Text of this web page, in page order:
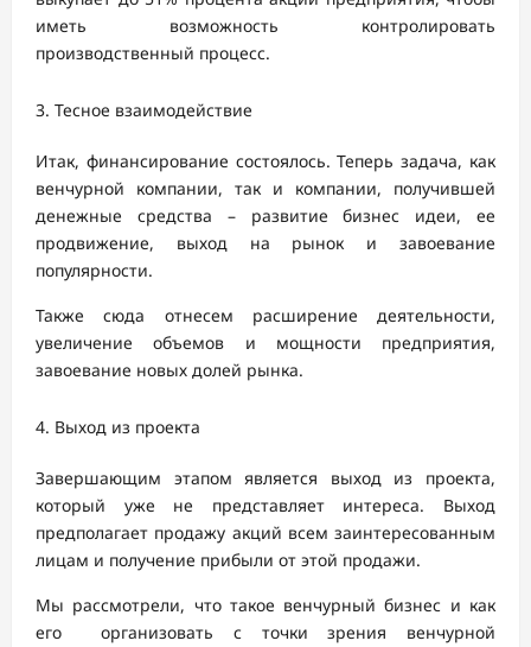
иметь возможность контролировать
производственный процесс.
Тесное взаимодействие
Итак, финансирование состоялось. Теперь задача, как
венчурной компании, так и компании, получившей
денежные средства – развитие бизнес идеи, ее
продвижение, выход на рынок и завоевание
популярности.
Также сюда отнесем расширение деятельности,
увеличение объемов и мощности предприятия,
завоевание новых долей рынка.
Выход из проекта
Завершающим этапом является выход из проекта,
который уже не представляет интереса. Выход
предполагает продажу акций всем заинтересованным
лицам и получение прибыли от этой продажи.
Мы рассмотрели, что такое венчурный бизнес и как
его организовать с точки зрения венчурной